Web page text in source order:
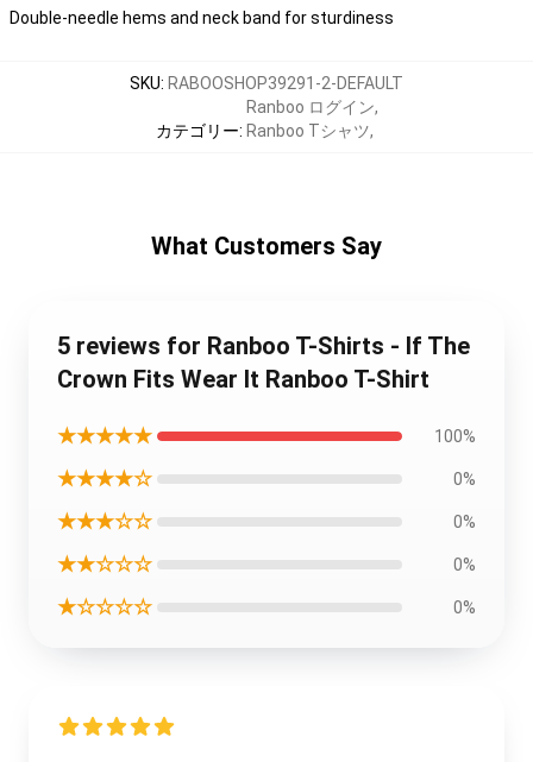
Double-needle hems and neck band for sturdiness
SKU: RABOOSHOP39291-2-DEFAULT
カテゴリー:
Ranboo ログイン,
Ranboo Tシャツ,
What Customers Say
5 reviews for Ranboo T-Shirts - If The
Crown Fits Wear It Ranboo T-Shirt
★★★★★ 100%
★★★★☆ 0%
★★★☆☆ 0%
★★☆☆☆ 0%
★☆☆☆☆ 0%